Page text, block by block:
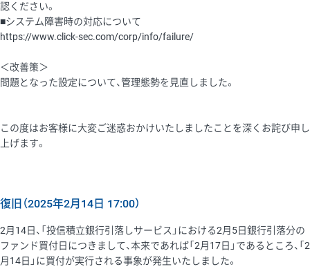
認ください。
■システム障害時の対応について
https://www.click-sec.com/corp/info/failure/
＜改善策＞
問題となった設定について、管理態勢を見直しました。
この度はお客様に大変ご迷惑おかけいたしましたことを深くお詫び申し
上げます。
復旧（2025年2月14日 17:00）
2月14日、「投信積立銀行引落しサービス」における2月5日銀行引落分の
ファンド買付日につきまして、本来であれば「2月17日」であるところ、「2
月14日」に買付が実行される事象が発生いたしました。